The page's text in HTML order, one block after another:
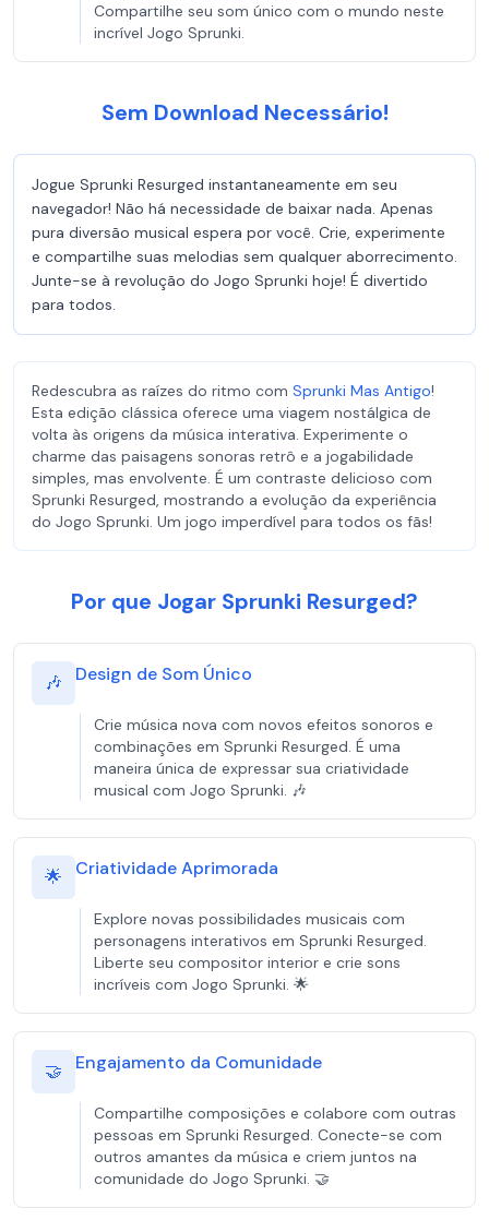
Compartilhe seu som único com o mundo neste
incrível Jogo Sprunki.
Sem Download Necessário!
Jogue Sprunki Resurged instantaneamente em seu
navegador! Não há necessidade de baixar nada. Apenas
pura diversão musical espera por você. Crie, experimente
e compartilhe suas melodias sem qualquer aborrecimento.
Junte-se à revolução do Jogo Sprunki hoje! É divertido
para todos.
Redescubra as raízes do ritmo com Sprunki Mas Antigo!
Esta edição clássica oferece uma viagem nostálgica de
volta às origens da música interativa. Experimente o
charme das paisagens sonoras retrô e a jogabilidade
simples, mas envolvente. É um contraste delicioso com
Sprunki Resurged, mostrando a evolução da experiência
do Jogo Sprunki. Um jogo imperdível para todos os fãs!
Por que Jogar Sprunki Resurged?
🎶 Design de Som Único
Crie música nova com novos efeitos sonoros e
combinações em Sprunki Resurged. É uma
maneira única de expressar sua criatividade
musical com Jogo Sprunki. 🎶
🌟 Criatividade Aprimorada
Explore novas possibilidades musicais com
personagens interativos em Sprunki Resurged.
Liberte seu compositor interior e crie sons
incríveis com Jogo Sprunki. 🌟
🤝 Engajamento da Comunidade
Compartilhe composições e colabore com outras
pessoas em Sprunki Resurged. Conecte-se com
outros amantes da música e criem juntos na
comunidade do Jogo Sprunki. 🤝